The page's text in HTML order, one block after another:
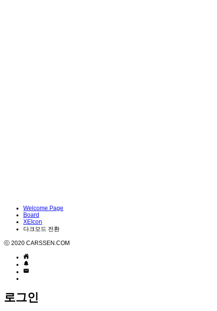
Welcome Page
Board
XEIcon
다크모드 전환
ⓒ 2020 CARSSEN.COM
로그인